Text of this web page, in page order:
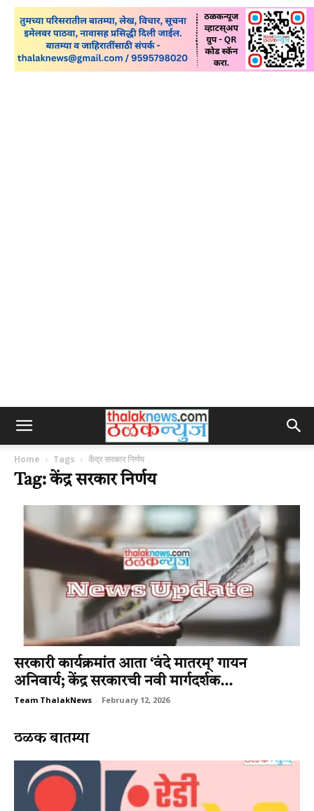
Home Tags केंद्र सरकार निर्णय
Tag: केंद्र सरकार निर्णय
सरकारी कार्यक्रमांत आता ‘वंदे मातरम्’ गायन
अनिवार्य; केंद्र सरकारची नवी मार्गदर्शक...
Team ThalakNews - February 12, 2026
ठळक बातम्या